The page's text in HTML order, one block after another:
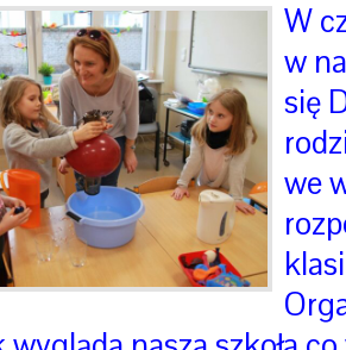
W
w
się
we